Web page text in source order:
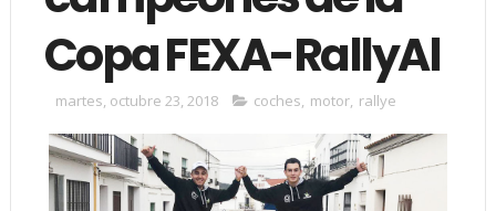
Copa FEXA-RallyAl
martes, octubre 23, 2018 coches, motor, rallye